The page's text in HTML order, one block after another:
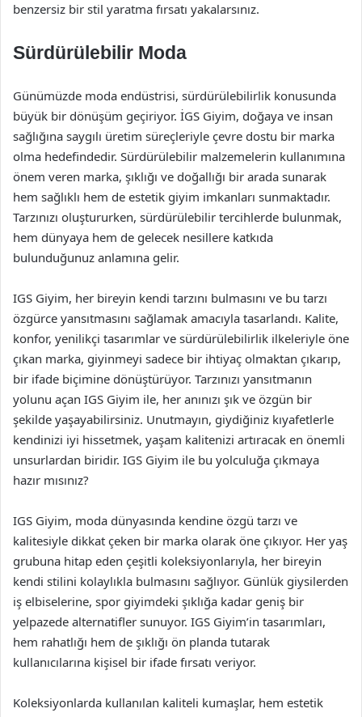
benzersiz bir stil yaratma fırsatı yakalarsınız.
Sürdürülebilir Moda
Günümüzde moda endüstrisi, sürdürülebilirlik konusunda
büyük bir dönüşüm geçiriyor. İGS Giyim, doğaya ve insan
sağlığına saygılı üretim süreçleriyle çevre dostu bir marka
olma hedefindedir. Sürdürülebilir malzemelerin kullanımına
önem veren marka, şıklığı ve doğallığı bir arada sunarak
hem sağlıklı hem de estetik giyim imkanları sunmaktadır.
Tarzınızı oluştururken, sürdürülebilir tercihlerde bulunmak,
hem dünyaya hem de gelecek nesillere katkıda
bulunduğunuz anlamına gelir.
IGS Giyim, her bireyin kendi tarzını bulmasını ve bu tarzı
özgürce yansıtmasını sağlamak amacıyla tasarlandı. Kalite,
konfor, yenilikçi tasarımlar ve sürdürülebilirlik ilkeleriyle öne
çıkan marka, giyinmeyi sadece bir ihtiyaç olmaktan çıkarıp,
bir ifade biçimine dönüştürüyor. Tarzınızı yansıtmanın
yolunu açan IGS Giyim ile, her anınızı şık ve özgün bir
şekilde yaşayabilirsiniz. Unutmayın, giydiğiniz kıyafetlerle
kendinizi iyi hissetmek, yaşam kalitenizi artıracak en önemli
unsurlardan biridir. IGS Giyim ile bu yolculuğa çıkmaya
hazır mısınız?
IGS Giyim, moda dünyasında kendine özgü tarzı ve
kalitesiyle dikkat çeken bir marka olarak öne çıkıyor. Her yaş
grubuna hitap eden çeşitli koleksiyonlarıyla, her bireyin
kendi stilini kolaylıkla bulmasını sağlıyor. Günlük giysilerden
iş elbiselerine, spor giyimdeki şıklığa kadar geniş bir
yelpazede alternatifler sunuyor. IGS Giyim’in tasarımları,
hem rahatlığı hem de şıklığı ön planda tutarak
kullanıcılarına kişisel bir ifade fırsatı veriyor.
Koleksiyonlarda kullanılan kaliteli kumaşlar, hem estetik